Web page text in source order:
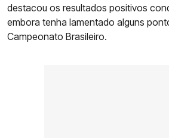
destacou os resultados positivos
embora tenha lamentado alguns
Campeonato Brasileiro.